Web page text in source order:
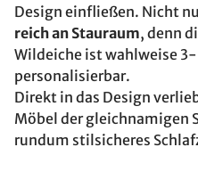
Design einfließen. Nicht
reich an Stauraum, denn
Wildeiche ist wahlweise
personalisierbar.
Direkt in das Design
Möbel der gleichnamigen
rundum stilsicheres